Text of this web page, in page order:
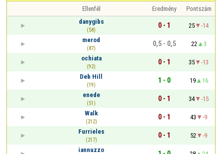
Ellenfél Eredmény
Pontszám
danygibs
(58)
0 - 1 25
-14
merod
(87)
0,5 - 0,5 22
3
ochiata
(92)
0 - 1 35
-13
Deb Hill
(19)
1 - 0 19
16
enede
(51)
0 - 1 34
-15
Walk
(212)
0 - 1 43
-9
Furrieles
(217)
0 - 1 52
-9
iannuzzo